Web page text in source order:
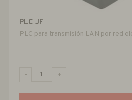
PLC JF
PLC para transmisión LAN por red
- +